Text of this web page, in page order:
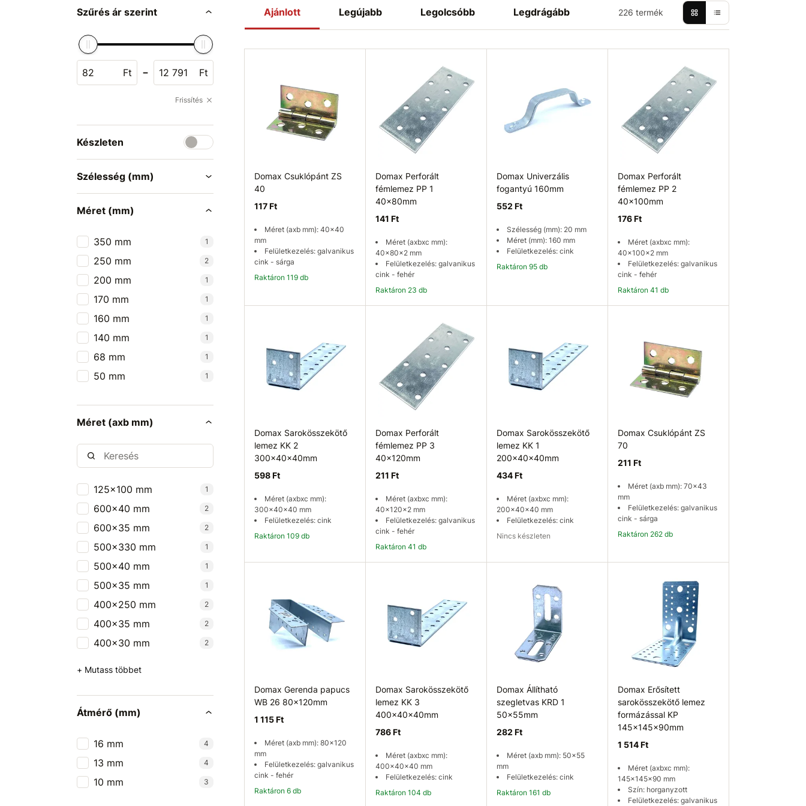
Szűrés ár szerint
Ft - Ft
Frissítés
Készleten
Szélesség (mm)
Méret (mm)
350 mm 1
250 mm 2
200 mm 1
170 mm 1
160 mm 1
140 mm 1
68 mm 1
50 mm 1
Méret (axb mm)
125x100 mm 1
600x40 mm 2
600x35 mm 2
500x330 mm 1
500x40 mm 1
500x35 mm 1
400x250 mm 2
400x35 mm 2
400x30 mm 2
+ Mutass többet
Átmérő (mm)
16 mm 4
13 mm 4
10 mm 3
Ajánlott Legújabb Legolcsóbb Legdrágább 226 termék
Domax Csuklópánt ZS
40
117 Ft
Méret (axb mm): 40x40
mm
Felületkezelés: galvanikus
cink - sárga
Raktáron 119 db
Domax Perforált
fémlemez PP 1
40x80mm
141 Ft
Méret (axbxc mm):
40x80x2 mm
Felületkezelés: galvanikus
cink - fehér
Raktáron 23 db
Domax Univerzális
fogantyú 160mm
552 Ft
Szélesség (mm): 20 mm
Méret (mm): 160 mm
Felületkezelés: cink
Raktáron 95 db
Domax Perforált
fémlemez PP 2
40x100mm
176 Ft
Méret (axbxc mm):
40x100x2 mm
Felületkezelés: galvanikus
cink - fehér
Raktáron 41 db
Domax Sarokösszekötő
lemez KK 2
300x40x40mm
598 Ft
Méret (axbxc mm):
300x40x40 mm
Felületkezelés: cink
Raktáron 109 db
Domax Perforált
fémlemez PP 3
40x120mm
211 Ft
Méret (axbxc mm):
40x120x2 mm
Felületkezelés: galvanikus
cink - fehér
Raktáron 41 db
Domax Sarokösszekötő
lemez KK 1
200x40x40mm
434 Ft
Méret (axbxc mm):
200x40x40 mm
Felületkezelés: cink
Nincs készleten
Domax Csuklópánt ZS
70
211 Ft
Méret (axb mm): 70x43
mm
Felületkezelés: galvanikus
cink - sárga
Raktáron 262 db
Domax Gerenda papucs
WB 26 80x120mm
1 115 Ft
Méret (axb mm): 80x120
mm
Felületkezelés: galvanikus
cink - fehér
Raktáron 6 db
Domax Sarokösszekötő
lemez KK 3
400x40x40mm
786 Ft
Méret (axbxc mm):
400x40x40 mm
Felületkezelés: cink
Raktáron 104 db
Domax Állítható
szegletvas KRD 1
50x55mm
282 Ft
Méret (axb mm): 50x55
mm
Felületkezelés: cink
Raktáron 161 db
Domax Erősített
sarokösszekötő lemez
formázással KP
145x145x90mm
1 514 Ft
Méret (axbxc mm):
145x145x90 mm
Szín: horganyzott
Felületkezelés: galvanikus